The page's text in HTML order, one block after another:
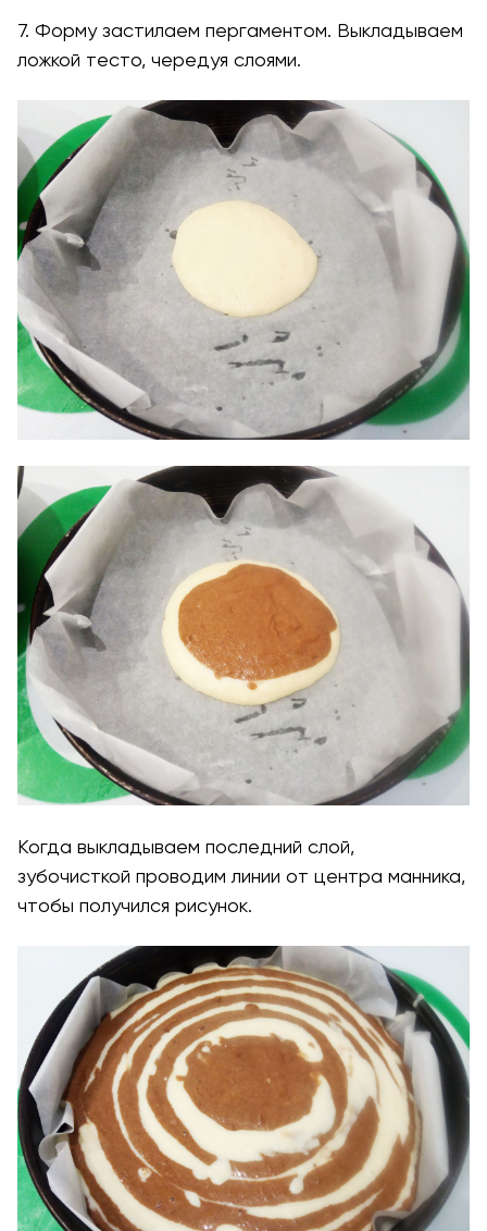
7. Форму застилаем пергаментом. Выкладываем
ложкой тесто, чередуя слоями.
Когда выкладываем последний слой,
зубочисткой проводим линии от центра манника,
чтобы получился рисунок.